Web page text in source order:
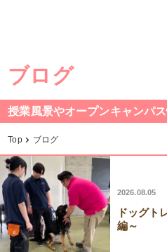
学校法人中村学園 専門学校
ブログ
授業風景やオープンキャンパ
Top ブログ
2026.08.05
ドッグト
編～